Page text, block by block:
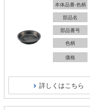
本体品番-色柄
部品名
部品番号
色柄
価格
詳しくはこちら